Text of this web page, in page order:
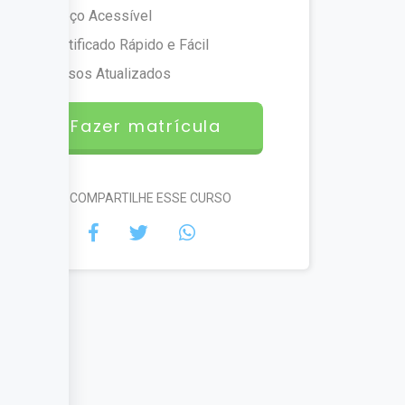
Preço Acessível
Certificado Rápido e Fácil
Cursos Atualizados
Fazer matrícula
#COMPARTILHE ESSE CURSO